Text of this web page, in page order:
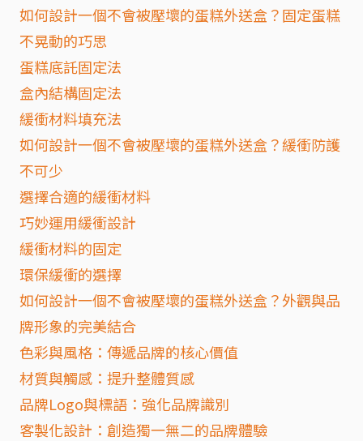
如何設計一個不會被壓壞的蛋糕外送盒？固定蛋糕
不晃動的巧思
蛋糕底託固定法
盒內結構固定法
緩衝材料填充法
如何設計一個不會被壓壞的蛋糕外送盒？緩衝防護
不可少
選擇合適的緩衝材料
巧妙運用緩衝設計
緩衝材料的固定
環保緩衝的選擇
如何設計一個不會被壓壞的蛋糕外送盒？外觀與品
牌形象的完美結合
色彩與風格：傳遞品牌的核心價值
材質與觸感：提升整體質感
品牌Logo與標語：強化品牌識別
客製化設計：創造獨一無二的品牌體驗